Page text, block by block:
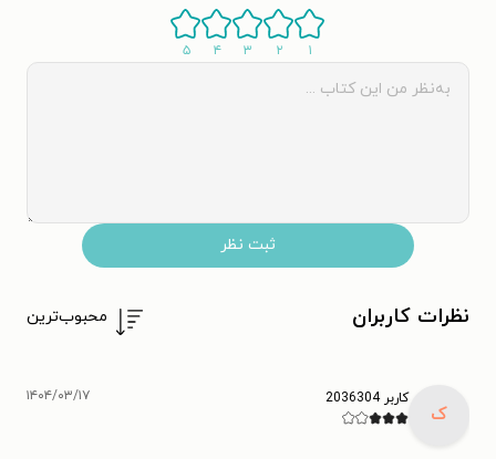
۱ ۲ ۳ ۴ ۵
ثبت نظر
نظرات کاربران محبوب‌ترین
ک
کاربر 2036304 ۱۴۰۴/۰۳/۱۷